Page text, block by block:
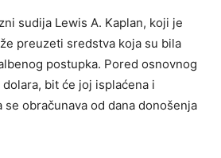
sudija Lewis A. Kaplan, koji je
preuzeti sredstva koja su bila
postupka. Pored osnovnog
bit će joj isplaćena i
se obračunava od dana donošenja